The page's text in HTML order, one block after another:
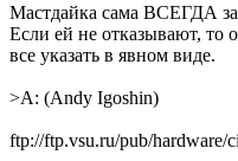
Мастдайка сама ВСЕГДА
Если ей не отказывают, то
все указать в явном виде.
>A: (Andy Igoshin)
ftp://ftp.vsu.ru/pub/hardware/